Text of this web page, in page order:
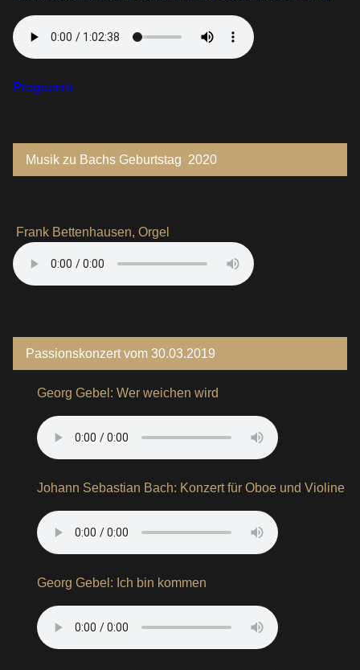
Programm
Musik zu Bachs Geburtstag 2020
Frank Bettenhausen, Orgel
Passionskonzert vom 30.03.2019
Georg Gebel: Wer weichen wird
Johann Sebastian Bach: Konzert für Oboe und Violine
Georg Gebel: Ich bin kommen